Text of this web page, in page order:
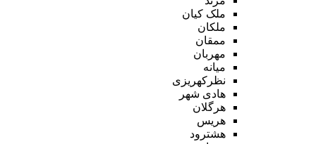
ملک کیان
ملکان
ممقان
مهربان
میانه
نظرکهریزی
هادی شهر
هرگلان
هریس
هشترود